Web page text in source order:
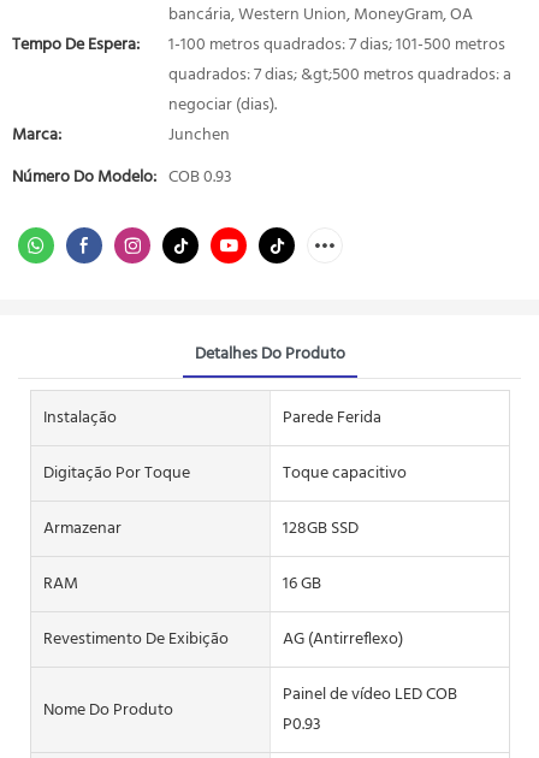
bancária, Western Union, MoneyGram, OA
Tempo De Espera:
1-100 metros quadrados: 7 dias; 101-500 metros
quadrados: 7 dias; &gt;500 metros quadrados: a
negociar (dias).
Marca:
Junchen
Número Do Modelo: COB 0.93
Detalhes Do Produto
Instalação
Parede Ferida
Digitação Por Toque
Toque capacitivo
Armazenar
128GB SSD
RAM
16 GB
Revestimento De Exibição
AG (Antirreflexo)
Nome Do Produto
Painel de vídeo LED COB
P0.93